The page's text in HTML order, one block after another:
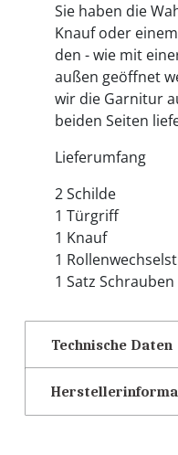
Sie haben die
Knauf oder
den - wie mit
außen geöffnet
wir die Garnitur
beiden Seiten
Lieferumfang
2 Schilde
1 Türgriff
1 Knauf
1
1 Satz Schrauben
Technische Daten